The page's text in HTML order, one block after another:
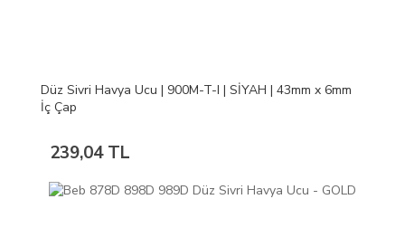
Düz Sivri Havya Ucu | 900M-T-I | SİYAH | 43mm x 6mm
İç Çap
239,04 TL